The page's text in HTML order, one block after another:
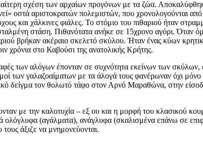
σχέση των αρχαίων προγόνων με τα ζώα.
οστά αριστοκρατών πολεμιστών, που χρονολογούνται
και χάλκινες φιάλες. Το στόμιο του πιθαριού ήταν
στάση. Πιθανότατα ανήκε σε 15χρονο αγόρι. Όταν
βρήκαν ακέραιο σκελετό σκύλου. Ήταν ένας κύων
χρόνια στο Καβούσι της ανατολικής Κρήτης.
των αλόγων έπονταν σε συχνότητα εκείνων των
των γαλαζοαίματων με τα άλογά τους φανέρωναν όχι
δείγμα τον θολωτό τάφο στον Αρνό Μαραθώνα, στην
με την καλοτυχία – εξ ου και η μορφή του κλασικού
ολόγλυφα (αγάλματα), ανάγλυφα (σκαλισμένα επάνω σε
άξιζε να μνημονεύονται.